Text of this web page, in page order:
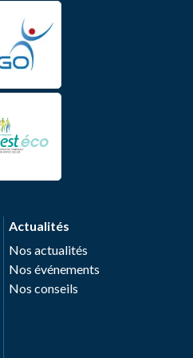
Actualités
Nos actualités
Nos événements
Nos conseils